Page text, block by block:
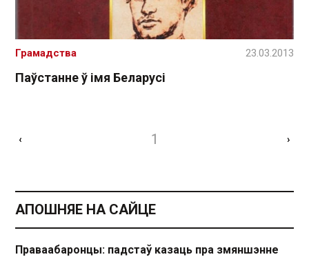
Паўстанне ў імя Беларусі
Грамадства 23.03.2013
‹ 1 ›
АПОШНЯЕ НА САЙЦЕ
Праваабаронцы: падстаў казаць пра змяншэнне